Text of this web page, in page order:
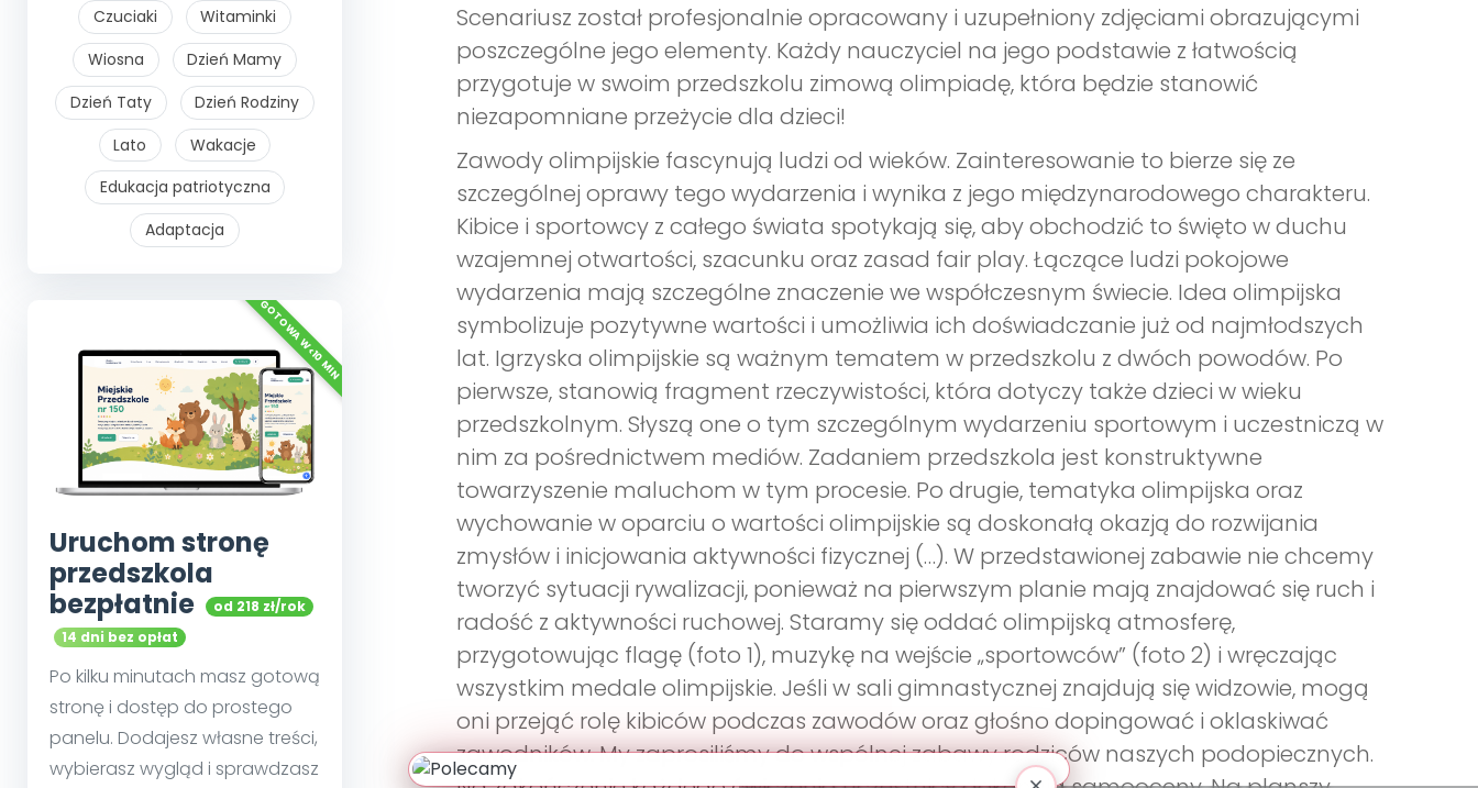
Czuciaki
Witaminki
Wiosna
Dzień Mamy
Dzień Taty
Dzień Rodziny
Lato
Wakacje
Edukacja patriotyczna
Adaptacja
Uruchom stronę
przedszkola
bezpłatnie
od 218 zł/rok
14 dni bez opłat
Po kilku minutach masz gotową
stronę i dostęp do prostego
panelu. Dodajesz własne treści,
wybierasz wygląd i sprawdzasz
Scenariusz został profesjonalnie opracowany i uzupełniony zdjęciami obrazującymi
poszczególne jego elementy. Każdy nauczyciel na jego podstawie z łatwością
przygotuje w swoim przedszkolu zimową olimpiadę, która będzie stanowić
niezapomniane przeżycie dla dzieci!
Zawody olimpijskie fascynują ludzi od wieków. Zainteresowanie to bierze się ze
szczególnej oprawy tego wydarzenia i wynika z jego międzynarodowego charakteru.
Kibice i sportowcy z całego świata spotykają się, aby obchodzić to święto w duchu
wzajemnej otwartości, szacunku oraz zasad fair play. Łączące ludzi pokojowe
wydarzenia mają szczególne znaczenie we współczesnym świecie. Idea olimpijska
symbolizuje pozytywne wartości i umożliwia ich doświadczanie już od najmłodszych
lat. Igrzyska olimpijskie są ważnym tematem w przedszkolu z dwóch powodów. Po
pierwsze, stanowią fragment rzeczywistości, która dotyczy także dzieci w wieku
przedszkolnym. Słyszą one o tym szczególnym wydarzeniu sportowym i uczestniczą w
nim za pośrednictwem mediów. Zadaniem przedszkola jest konstruktywne
towarzyszenie maluchom w tym procesie. Po drugie, tematyka olimpijska oraz
wychowanie w oparciu o wartości olimpijskie są doskonałą okazją do rozwijania
zmysłów i inicjowania aktywności fizycznej (…). W przedstawionej zabawie nie chcemy
tworzyć sytuacji rywalizacji, ponieważ na pierwszym planie mają znajdować się ruch i
radość z aktywności ruchowej. Staramy się oddać olimpijską atmosferę,
przygotowując flagę (foto 1), muzykę na wejście „sportowców” (foto 2) i wręczając
wszystkim medale olimpijskie. Jeśli w sali gimnastycznej znajdują się widzowie, mogą
oni przejąć rolę kibiców podczas zawodów oraz głośno dopingować i oklaskiwać
zawodników. My zaprosiliśmy do wspólnej zabawy rodziców naszych podopiecznych.